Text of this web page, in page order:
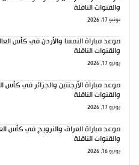
والقنوات الناقلة
يونيو 17, 2026
والقنوات الناقلة
يونيو 17, 2026
والقنوات الناقلة
يونيو 17, 2026
والقنوات الناقلة
يونيو 16, 2026